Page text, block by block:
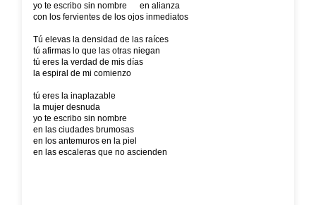
yo te escribo sin nombre en alianza
con los fervientes de los ojos inmediatos
Tú elevas la densidad de las raíces
tú afirmas lo que las otras niegan
tú eres la verdad de mis días
la espiral de mi comienzo
tú eres la inaplazable
la mujer desnuda
yo te escribo sin nombre
en las ciudades brumosas
en los antemuros en la piel
en las escaleras que no ascienden